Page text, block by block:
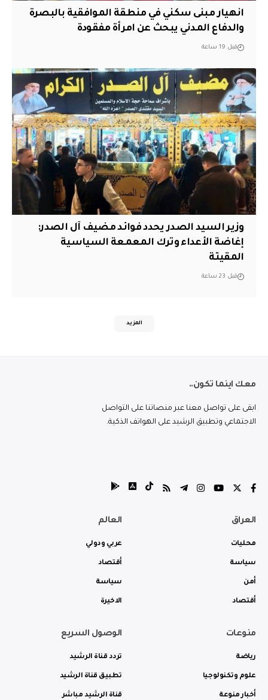
انهيار مبنى سكني في منطقة الموافقية بالبصرة
والدفاع المدني يبحث عن امرأة مفقودة
قبل 19 ساعة
وزير السيد الصدر يحدد فوائد مضيف آل الصدر:
إغاضة الأعداء وترك المعمعة السياسية
المقيتة
قبل 23 ساعة
المزيد
معك اينما تكون..
ابقى على تواصل معنا عبر منصاتنا على التواصل
الاجتماعي وتطبيق الرشيد على الهواتف الذكية.
العراق
محليات
سياسة
أمن
أقتصاد
العالم
عربي ودولي
أقتصاد
سياسة
الاخيرة
منوعات
رياضة
علوم وتكنولوجيا
أخبار منوعة
الوصول السريع
تردد قناة الرشيد
تطبيق قناة الرشيد
قناة الرشيد مباشر